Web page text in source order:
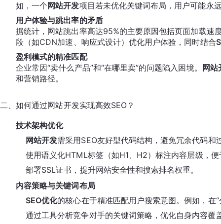
如，一个 网站开发项目若未优化关键词布局，用户可能永
用户体验与跳出率的矛盾
据统计，网站跳出率高达95%的主要原因包括页面加载速
段（如CDN加速、响应式设计）优化用户体验，同时结合
盈利模式的精准匹配
企业常因“卖什么产品”和“在哪里卖”的问题陷入困境。
网站
和营销路径。
二、如何通过网站开发实现高效SEO？
技术架构优化
网站开发需采用SEO友好型代码结构，避免冗余代码和
使用语义化HTML标签（如H1、H2）标注内容层级，
部署SSL证书，提升网站安全性和搜索排名权重。
内容策略与关键词布局
SEO优化的核心在于精准匹配用户搜索意图。例如，在
通过工具分析竞争对手的关键词策略，优化自身内容覆